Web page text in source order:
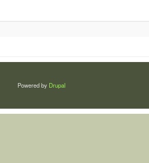
Powered by Drupal